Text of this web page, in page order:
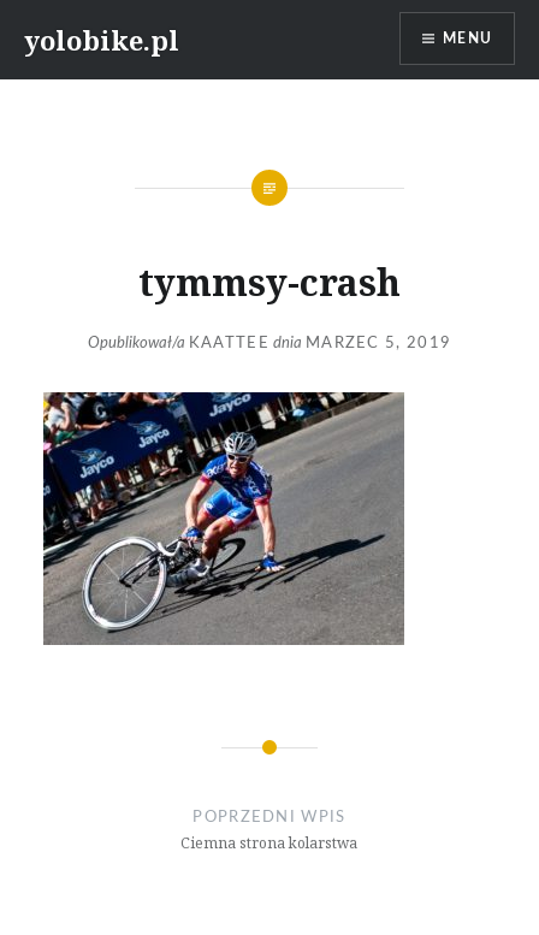
yolobike.pl MENU
tymmsy-crash
Opublikował/a KAATTEE dnia MARZEC 5, 2019
POPRZEDNI WPIS
Ciemna strona kolarstwa